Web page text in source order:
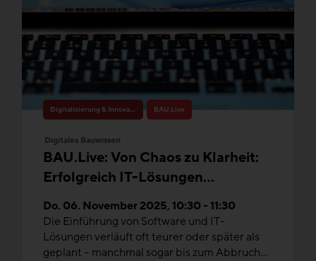
Digitalisierung & Innovation BAU.Live
Digitales Bauwissen
BAU.Live: Von Chaos zu Klarheit:
Erfolgreich IT-Lösungen
auswählen
Do. 06. November 2025, 10:30 - 11:30
Die Einführung von Software und IT-
Lösungen verläuft oft teurer oder später als
geplant – manchmal sogar bis zum Abbruch...